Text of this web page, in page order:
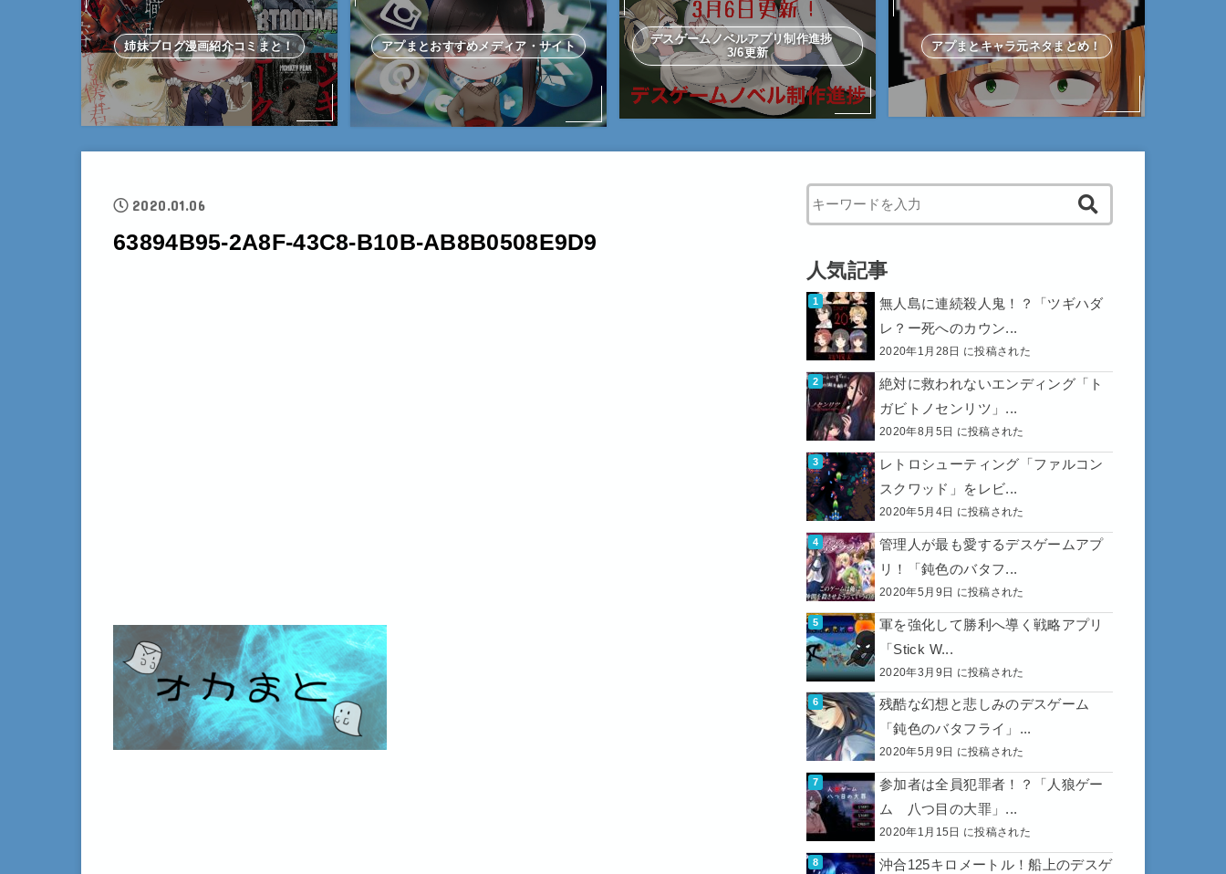
姉妹ブログ漫画紹介コミまと！ アプまとおすすめメディア・サイト
デスゲームノベルアプリ制作進捗
3/6更新
アプまとキャラ元ネタまとめ！
2020.01.06
63894B95-2A8F-43C8-B10B-AB8B0508E9D9
When autocomplete results are available use up and down
人気記事
無人島に連続殺人鬼！？「ツギハダ
レ？ー死へのカウン...
2020年1月28日 に投稿された
絶対に救われないエンディング「ト
ガビトノセンリツ」...
2020年8月5日 に投稿された
レトロシューティング「ファルコン
スクワッド」をレビ...
2020年5月4日 に投稿された
管理人が最も愛するデスゲームアプ
リ！「鈍色のバタフ...
2020年5月9日 に投稿された
軍を強化して勝利へ導く戦略アプリ
「Stick W...
2020年3月9日 に投稿された
残酷な幻想と悲しみのデスゲーム
「鈍色のバタフライ」...
2020年5月9日 に投稿された
参加者は全員犯罪者！？「人狼ゲー
ム 八つ目の大罪」...
2020年1月15日 に投稿された
沖合125キロメートル！船上のデスゲ